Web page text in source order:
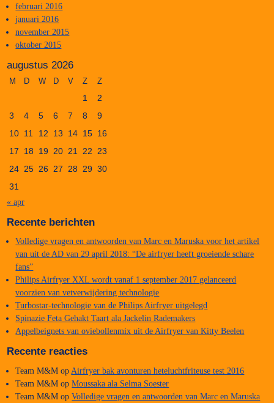
februari 2016
januari 2016
november 2015
oktober 2015
augustus 2026
M D W D V Z Z
1
2
3
4 5 6 7 8
9
10 11 12 13 14 15 16
17
18 19 20 21 22
23
24 25 26 27 28 29 30
31
« apr
Recente berichten
Volledige vragen en antwoorden van Marc en Maruska voor het artikel
van uit de AD van 29 april 2018: “De airfryer heeft groeiende schare
fans”
Philips Airfryer XXL wordt vanaf 1 september 2017 gelanceerd
voorzien van vetverwijdering technologie
Turbostar-technologie van de Philips Airfryer uitgelegd
Spinazie Feta Gehakt Taart ala Jackelin Rademakers
Appelbeignets van oviebollenmix uit de Airfryer van Kitty Beelen
Recente reacties
Team M&M op Airfryer bak avonturen heteluchtfriteuse test 2016
Team M&M opMoussaka ala Selma Soester
Team M&M opVolledige vragen en antwoorden van Marc en Maruska